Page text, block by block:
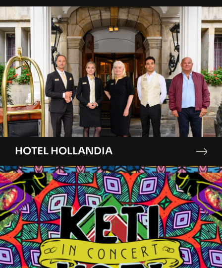
HOTEL HOLLANDIA